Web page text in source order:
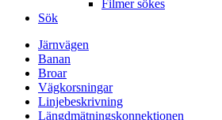
Filmer sökes
Sök
Järnvägen
Banan
Broar
Vägkorsningar
Linjebeskrivning
Längdmätningskonnektionen